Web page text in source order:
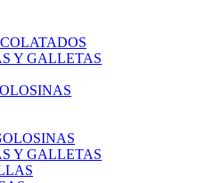
Y GALLETAS
Y GALLETAS